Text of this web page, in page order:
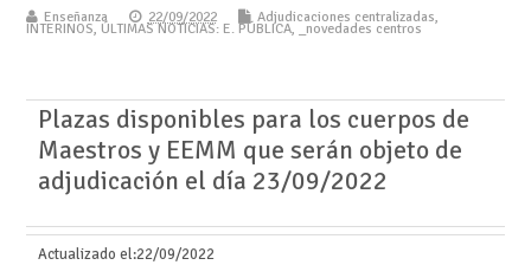
Enseñanza 22/09/2022 Adjudicaciones centralizadas,
INTERINOS, ÚLTIMAS NOTICIAS: E. PÚBLICA, _novedades centros
Plazas disponibles para los cuerpos de
Maestros y EEMM que serán objeto de
adjudicación el día 23/09/2022
Actualizado el:22/09/2022